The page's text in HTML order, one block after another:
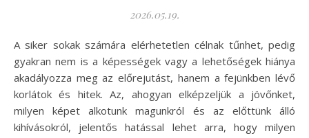
2026.05.19.
A siker sokak számára elérhetetlen célnak tűnhet, pedig
gyakran nem is a képességek vagy a lehetőségek hiánya
akadályozza meg az előrejutást, hanem a fejünkben lévő
korlátok és hitek. Az, ahogyan elképzeljük a jövőnket,
milyen képet alkotunk magunkról és az előttünk álló
kihívásokról, jelentős hatással lehet arra, hogy milyen